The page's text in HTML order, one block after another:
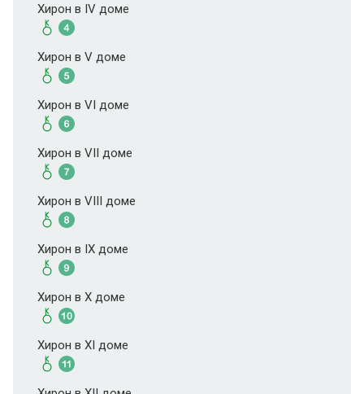
Хирон в IV доме
Хирон в V доме
Хирон в VI доме
Хирон в VII доме
Хирон в VIII доме
Хирон в IX доме
Хирон в X доме
Хирон в XI доме